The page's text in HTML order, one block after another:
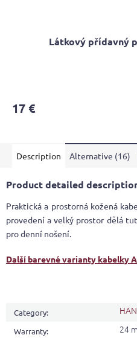
Látkový přídavný
rating
of
stars.
17 €
Description Alternative (16)
Product detailed
Praktická a prostorná kožená
provedení a velký prostor dělá
pro denní nošení.
Další barevné varianty kabelky
Category:
Warranty: 24